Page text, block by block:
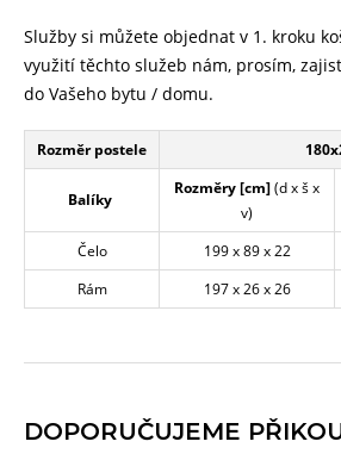
Služby si můžete objednat v 1. kroku
využití těchto služeb nám, prosím,
do Vašeho bytu / domu.
Rozměr postele
Balíky
Rozměry [cm](d x š x
v)
Čelo
199 x 89 x 22
Rám
197 x 26 x 26
DOPORUČUJEME